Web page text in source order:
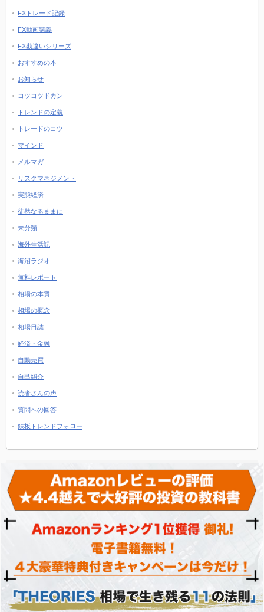
FXトレード記録
FX動画講義
FX勘違いシリーズ
おすすめの本
お知らせ
コツコツドカン
トレンドの定義
トレードのコツ
マインド
メルマガ
リスクマネジメント
実態経済
徒然なるままに
未分類
海外生活記
海沼ラジオ
無料レポート
相場の本質
相場の概念
相場日誌
経済・金融
自動売買
自己紹介
読者さんの声
質問への回答
鉄板トレンドフォロー